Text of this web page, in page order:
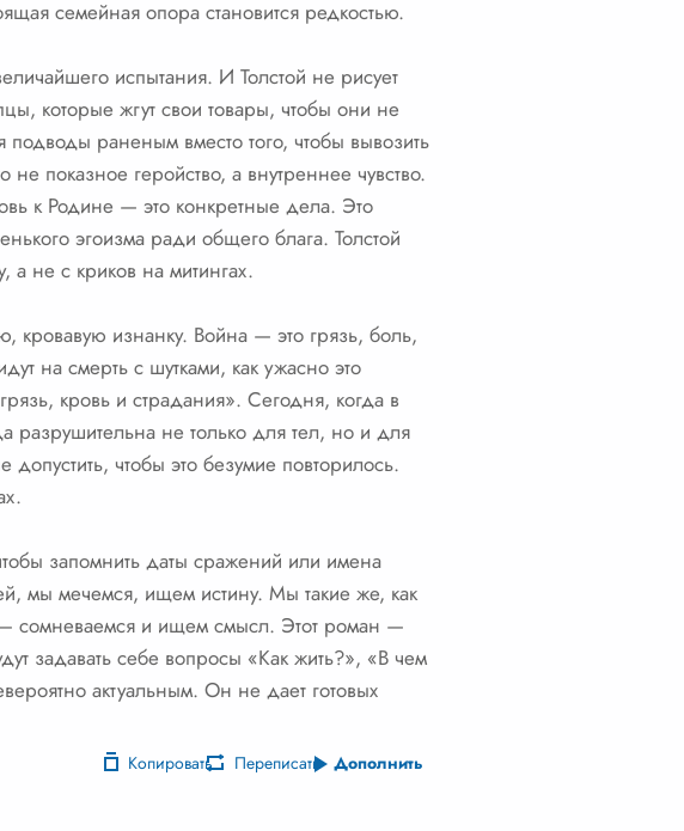
семейная опора становится редкостью.
испытания. И Толстой не рисует
которые жгут свои товары, чтобы они не
раненым вместо того, чтобы вывозить
показное геройство, а внутреннее чувство.
к Родине — это конкретные дела. Это
эгоизма ради общего блага. Толстой
а не с криков на митингах.
кровавую изнанку. Война — это грязь, боль,
на смерть с шутками, как ужасно это
кровь и страдания». Сегодня, когда в
разрушительна не только для тел, но и для
чтобы это безумие повторилось.
запомнить даты сражений или имена
мы мечемся, ищем истину. Мы такие же, как
и ищем смысл. Этот роман —
задавать себе вопросы «Как жить?», «В чем
актуальным. Он не дает готовых
Копировать Переписать Дополнить